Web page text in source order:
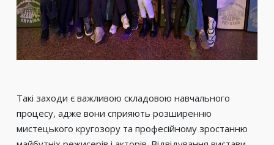
Такі заходи є важливою складовою навчального
процесу, адже вони сприяють розширенню
мистецького кругозору та професійному зростанню